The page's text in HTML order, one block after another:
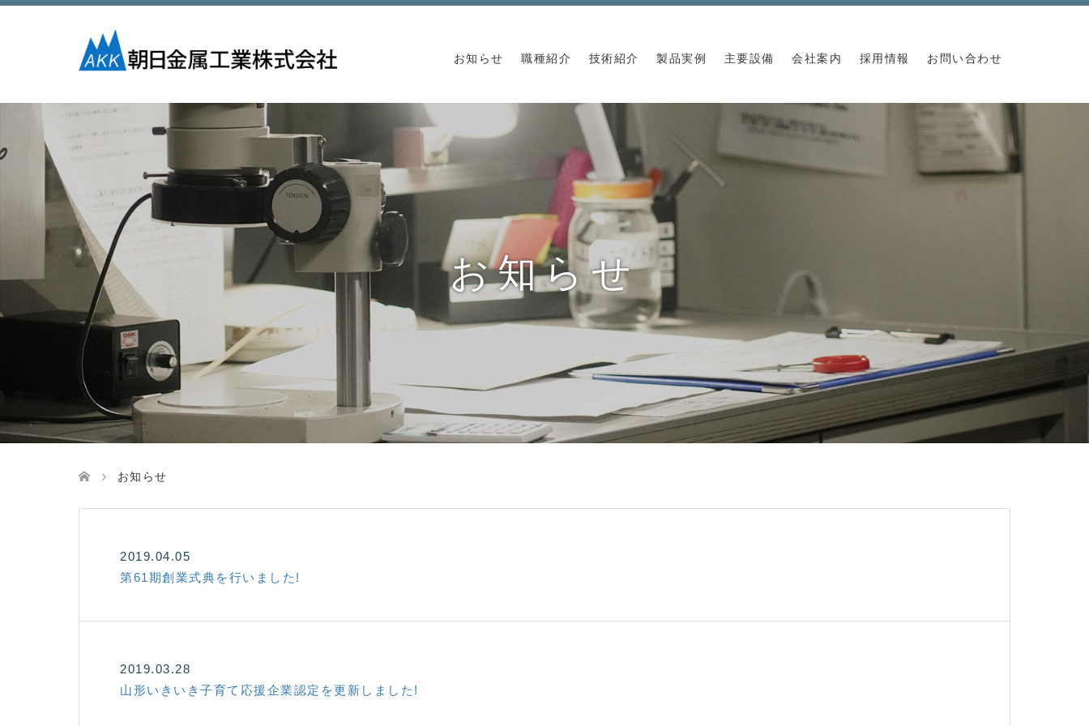
お知らせ 職種紹介 技術紹介 製品実例 主要設備 会社案内 採用情報 お問い合わせ
お知らせ
お知らせ
2019.04.05
第61期創業式典を行いました!
2019.03.28
山形いきいき子育て応援企業認定を更新しました!